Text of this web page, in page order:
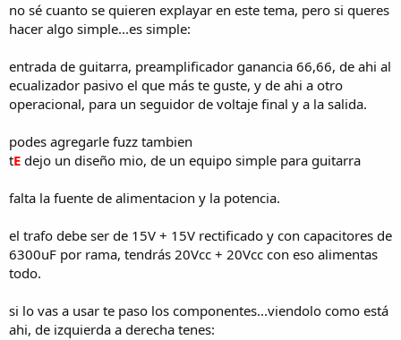
no sé cuanto se quieren explayar en este tema, pero si queres
hacer algo simple...es simple:
entrada de guitarra, preamplificador ganancia 66,66, de ahi al
ecualizador pasivo el que más te guste, y de ahi a otro
operacional, para un seguidor de voltaje final y a la salida.
podes agregarle fuzz tambien
tE dejo un diseño mio, de un equipo simple para guitarra
falta la fuente de alimentacion y la potencia.
el trafo debe ser de 15V + 15V rectificado y con capacitores de
6300uF por rama, tendrás 20Vcc + 20Vcc con eso alimentas
todo.
si lo vas a usar te paso los componentes...viendolo como está
ahi, de izquierda a derecha tenes: